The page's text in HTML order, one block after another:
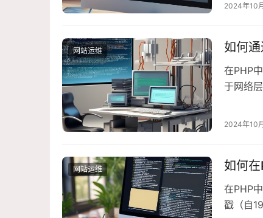
2024年10
网站运维 如何
在PHP
于网络
1、原
2024年10
网站运维 如何
在PHP
戳（自